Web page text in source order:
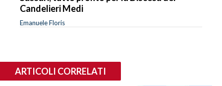
Candelieri Medi
Emanuele Floris
ARTICOLI CORRELATI